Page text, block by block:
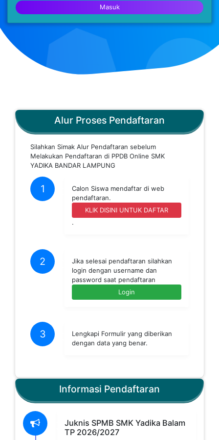
Masuk
Alur Proses Pendaftaran
Silahkan Simak Alur Pendaftaran sebelum
Melakukan Pendaftaran di PPDB Online SMK
YADIKA BANDAR LAMPUNG
1
Calon Siswa mendaftar di web
pendaftaran.
KLIK DISINI UNTUK DAFTAR
.
2
Jika selesai pendaftaran silahkan
login dengan username dan
password saat pendaftaran
Login
3
Lengkapi Formulir yang diberikan
dengan data yang benar.
Informasi Pendaftaran
Juknis SPMB SMK Yadika Balam
TP 2026/2027